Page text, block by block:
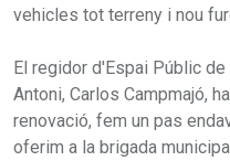
vehicles tot terreny i nou
El regidor d'Espai Públic de
Antoni, Carlos Campmajó,
renovació, fem un pas
oferim a la brigada